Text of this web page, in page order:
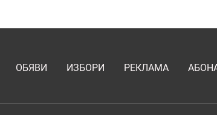
ОБЯВИ ИЗБОРИ РЕКЛАМА